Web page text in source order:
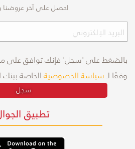
احصل على آخر عروضنا
بالضغط على 'سجل' فإنك توافق على
وفقًا لـسياسة الخصوصيةالخاصة ببنك
سجل
تطبيق